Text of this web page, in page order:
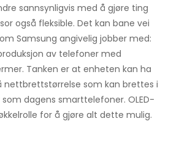
sannsynligvis med å gjøre ting
også fleksible. Det kan bane vei
Samsung angivelig jobber med:
av telefoner med
Tanken er at enheten kan ha
nettbrettstørrelse som kan brettes i
dagens smarttelefoner. OLED-
for å gjøre alt dette mulig.